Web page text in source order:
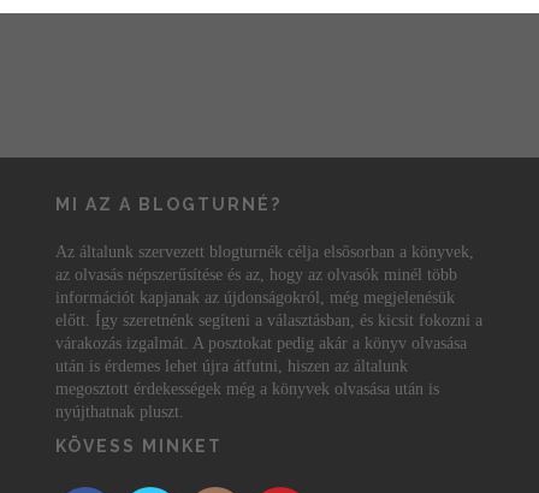
MI AZ A BLOGTURNÉ?
Az általunk szervezett blogturnék célja elsősorban a könyvek,
az olvasás népszerűsítése és az, hogy az olvasók minél több
információt kapjanak az újdonságokról, még megjelenésük
előtt. Így szeretnénk segíteni a választásban, és kicsit fokozni a
várakozás izgalmát. A posztokat pedig akár a könyv olvasása
után is érdemes lehet újra átfutni, hiszen az általunk
megosztott érdekességek még a könyvek olvasása után is
nyújthatnak pluszt.
KÖVESS MINKET